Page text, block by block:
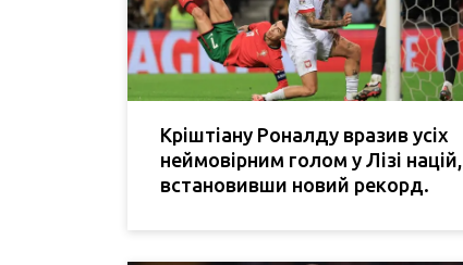
Кріштіану Роналду вразив усіх
неймовірним голом у Лізі націй,
встановивши новий рекорд.